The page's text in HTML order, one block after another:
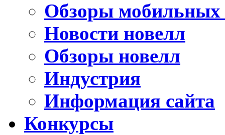
Обзоры мобильных
Новости новелл
Обзоры новелл
Индустрия
Информация сайта
Конкурсы